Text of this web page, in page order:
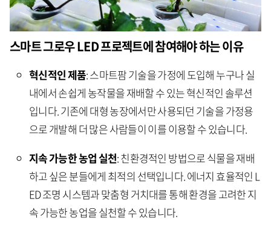
스마트 그로우 LED프로젝트에 참여해야 하는 이유
혁신적인 제품: 스마트팜 기술을 가정에 도입해 누구나 실
내에서 손쉽게 농작물을 재배할 수 있는 혁신적인 솔루션
입니다. 기존에 대형 농장에서만 사용되던 기술을 가정용
으로 개발해 더 많은 사람들이 이를 이용할 수 있습니다.
지속 가능한 농업 실천: 친환경적인 방법으로 식물을 재배
하고 싶은 분들에게 최적의 선택입니다. 에너지 효율적인 L
ED 조명 시스템과 맞춤형 거치대를 통해 환경을 고려한 지
속 가능한 농업을 실천할 수 있습니다.